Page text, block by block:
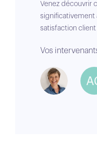
Venez découvrir
significativement
satisfaction client
Vos